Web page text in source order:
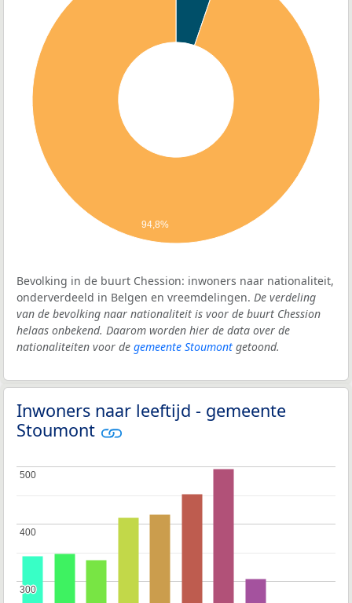
94,8%
Bevolking in de buurt Chession: inwoners naar nationaliteit,
onderverdeeld in Belgen en vreemdelingen. De verdeling
van de bevolking naar nationaliteit is voor de buurt Chession
helaas onbekend. Daarom worden hier de data over de
nationaliteiten voor de gemeente Stoumont getoond.
Inwoners naar leeftijd - gemeente
Stoumont
300
300
400
400
500
500